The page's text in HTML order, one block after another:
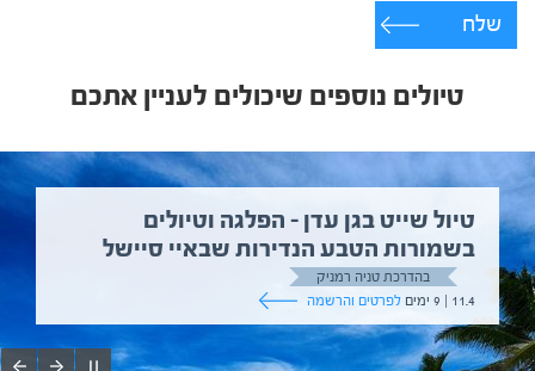
שלח
טיולים נוספים שיכולים לעניין אתכם
טיול שייט בגן עדן – הפלגה וטיולים
בשמורות הטבע הנדירות שבאיי סיישל
בהדרכת טניה רמניק
11.4 | 9 ימים
לפרטים והרשמה